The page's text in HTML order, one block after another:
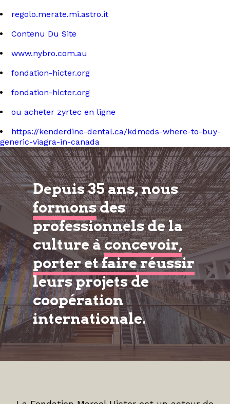
regolo.merate.mi.astro.it
Contenu Du Site
www.nybro.com.au
fondation-hicter.org
fondation-hicter.org
ou acheter zyrtec en ligne
https://kenderdine-dental.ca/kdmeds-where-to-buy-
generic-viagra-in-canada
Depuis 35 ans, nous
formonsdes
professionnels de la
culture àconcevoir,
porter et faire réussir
leurs projets de
coopération
internationale.